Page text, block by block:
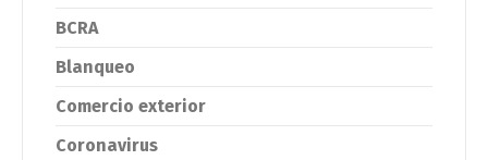
BCRA
Blanqueo
Comercio exterior
Coronavirus